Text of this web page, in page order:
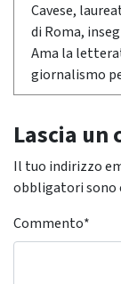
Cavese,
di Roma,
Ama la
giornalismo
Lascia un
Il tuo indirizzo
obbligatori sono
Commento*